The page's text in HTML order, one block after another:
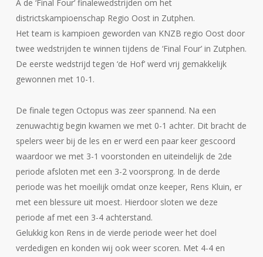
A de ‘Final Four’ finalewedstrijden om het
districtskampioenschap Regio Oost in Zutphen.
Het team is kampioen geworden van KNZB regio Oost door
twee wedstrijden te winnen tijdens de ‘Final Four’ in Zutphen.
De eerste wedstrijd tegen ‘de Hof’ werd vrij gemakkelijk
gewonnen met 10-1.
De finale tegen Octopus was zeer spannend. Na een
zenuwachtig begin kwamen we met 0-1 achter. Dit bracht de
spelers weer bij de les en er werd een paar keer gescoord
waardoor we met 3-1 voorstonden en uiteindelijk de 2de
periode afsloten met een 3-2 voorsprong. In de derde
periode was het moeilijk omdat onze keeper, Rens Kluin, er
met een blessure uit moest. Hierdoor sloten we deze
periode af met een 3-4 achterstand.
Gelukkig kon Rens in de vierde periode weer het doel
verdedigen en konden wij ook weer scoren. Met 4-4 en